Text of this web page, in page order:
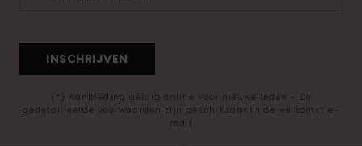
INSCHRIJVEN
(*) Aanbieding geldig online voor nieuwe leden - De
gedetailleerde voorwaarden zijn beschikbaar in de welkomst e-
mail